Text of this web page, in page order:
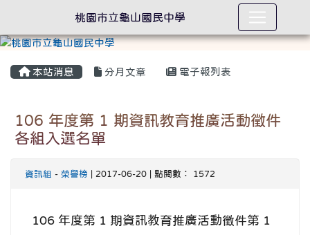
本站消息 分月文章 電子報列表
106 年度第 1 期資訊教育推廣活動徵件
各組入選名單
資訊組 - 榮譽榜 | 2017-06-20 | 點閱數： 1572
106 年度第 1 期資訊教育推廣活動徵件第 1
桃園市立龜山國民中學